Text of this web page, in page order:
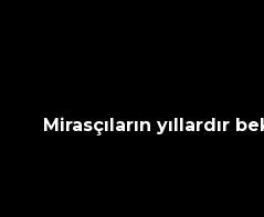
Mirasçıların yıllardır